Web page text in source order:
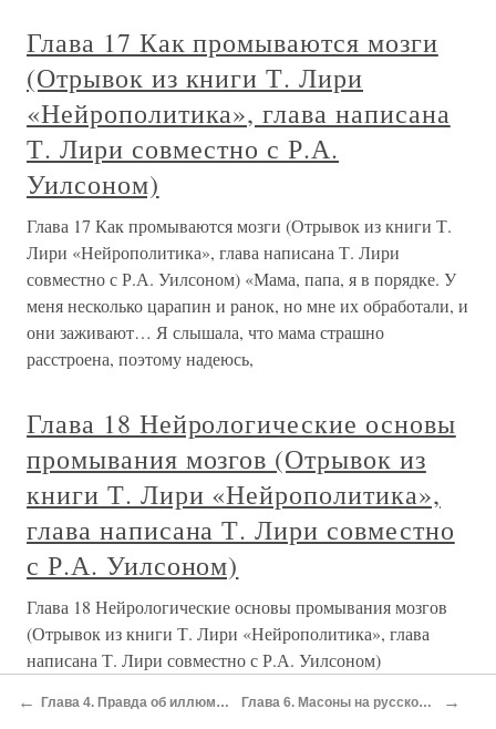
Глава 17 Как промываются мозги
(Отрывок из книги Т. Лири
«Нейрополитика», глава написана
Т. Лири совместно с Р.А.
Уилсоном)
Глава 17 Как промываются мозги (Отрывок из книги Т.
Лири «Нейрополитика», глава написана Т. Лири
совместно с Р.А. Уилсоном) «Мама, папа, я в порядке. У
меня несколько царапин и ранок, но мне их обработали, и
они заживают… Я слышала, что мама страшно
расстроена, поэтому надеюсь,
Глава 18 Нейрологические основы
промывания мозгов (Отрывок из
книги Т. Лири «Нейрополитика»,
глава написана Т. Лири совместно
с Р.А. Уилсоном)
Глава 18 Нейрологические основы промывания мозгов
(Отрывок из книги Т. Лири «Нейрополитика», глава
написана Т. Лири совместно с Р.А. Уилсоном)
который помогает нам понять трансформацию Келли,
← Глава 4. Правда об иллюминатах Глава 6. Масоны на русской земле →